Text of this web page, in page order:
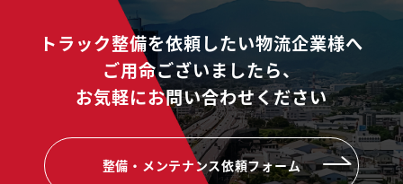
トラック整備を依頼したい物流企業様へ
ご用命ございましたら、
お気軽にお問い合わせください
整備・メンテナンス依頼フォーム